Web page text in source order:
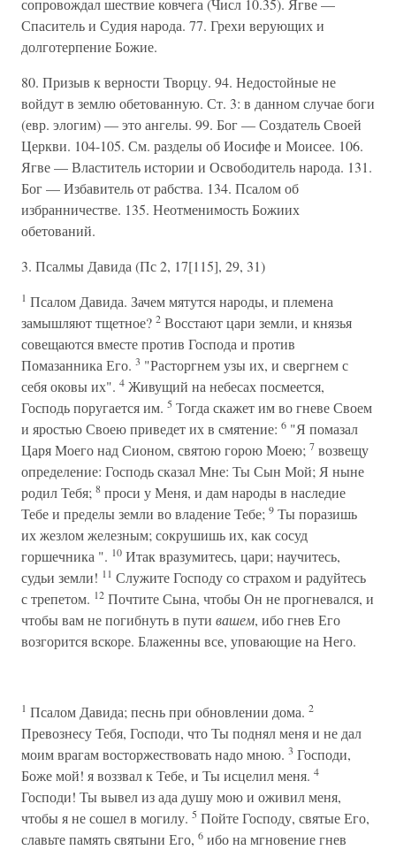
сопровождал шествие ковчега (Числ 10.35). Ягве —
Спаситель и Судия народа. 77. Грехи верующих и
долготерпение Божие.
80. Призыв к верности Творцу. 94. Недостойные не
войдут в землю обетованную. Ст. 3: в данном случае боги
(евр. элогим) — это ангелы. 99. Бог — Создатель Своей
Церкви. 104-105. См. разделы об Иосифе и Моисее. 106.
Ягве — Властитель истории и Освободитель народа. 131.
Бог — Избавитель от рабства. 134. Псалом об
избранничестве. 135. Неотменимость Божиих
обетований.
3. Псалмы Давида (Пс 2, 17[115], 29, 31)
1 Псалом Давида. Зачем мятутся народы, и племена
замышляют тщетное? 2 Восстают цари земли, и князья
совещаются вместе против Господа и против
Помазанника Его. 3 "Расторгнем узы их, и свергнем с
себя оковы их". 4 Живущий на небесах посмеется,
Господь поругается им. 5 Тогда скажет им во гневе Своем
и яростью Своею приведет их в смятение: 6 "Я помазал
Царя Моего над Сионом, святою горою Моею; 7 возвещу
определение: Господь сказал Мне: Ты Сын Мой; Я ныне
родил Тебя; 8 проси у Меня, и дам народы в наследие
Тебе и пределы земли во владение Тебе; 9 Ты поразишь
их жезлом железным; сокрушишь их, как сосуд
горшечника ". 10 Итак вразумитесь, цари; научитесь,
судьи земли! 11 Служите Господу со страхом и радуйтесь
с трепетом. 12 Почтите Сына, чтобы Он не прогневался, и
чтобы вам не погибнуть в пути вашем, ибо гнев Его
возгорится вскоре. Блаженны все, уповающие на Него.
1 Псалом Давида; песнь при обновлении дома. 2
Превознесу Тебя, Господи, что Ты поднял меня и не дал
моим врагам восторжествовать надо мною. 3 Господи,
Боже мой! я воззвал к Тебе, и Ты исцелил меня. 4
Господи! Ты вывел из ада душу мою и оживил меня,
чтобы я не сошел в могилу. 5 Пойте Господу, святые Его,
славьте память святыни Его, 6 ибо на мгновение гнев